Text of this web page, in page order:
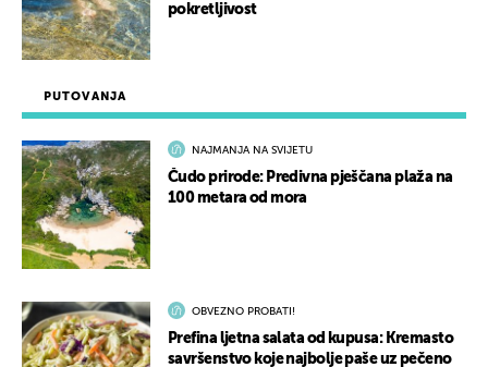
PUTOVANJA
NAJMANJA NA SVIJETU
Čudo prirode: Predivna pješčana plaža na
100 metara od mora
OBVEZNO PROBATI!
Prefina ljetna salata od kupusa: Kremasto
savršenstvo koje najbolje paše uz pečeno
pokretljivost